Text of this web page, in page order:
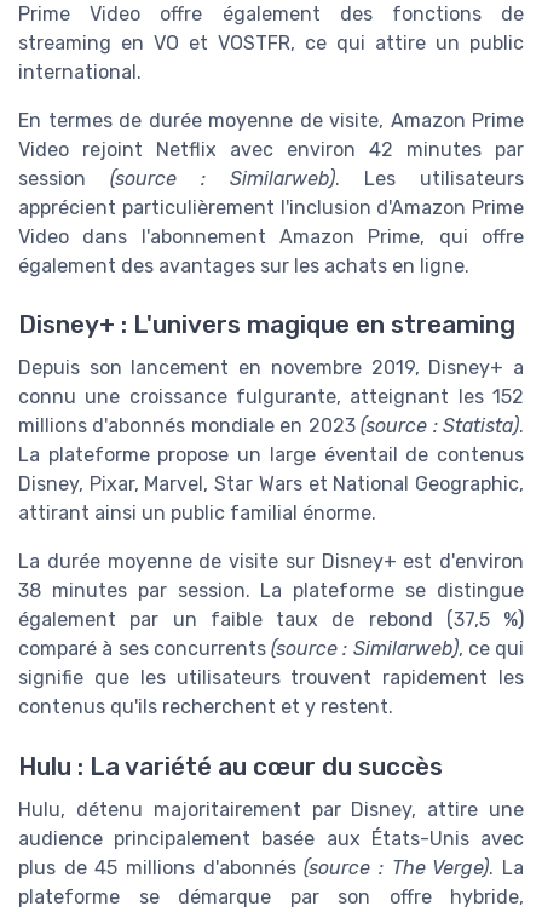
Prime Video offre également des fonctions de
streaming en VO et VOSTFR, ce qui attire un public
international.
En termes de durée moyenne de visite, Amazon Prime
Video rejoint Netflix avec environ 42 minutes par
session (source : Similarweb). Les utilisateurs
apprécient particulièrement l'inclusion d'Amazon Prime
Video dans l'abonnement Amazon Prime, qui offre
également des avantages sur les achats en ligne.
Disney+ : L'univers magique en streaming
Depuis son lancement en novembre 2019, Disney+ a
connu une croissance fulgurante, atteignant les 152
millions d'abonnés mondiale en 2023(source : Statista).
La plateforme propose un large éventail de contenus
Disney, Pixar, Marvel, Star Wars et National Geographic,
attirant ainsi un public familial énorme.
La durée moyenne de visite sur Disney+ est d'environ
38 minutes par session. La plateforme se distingue
également par un faible taux de rebond (37,5 %)
comparé à ses concurrents (source : Similarweb), ce qui
signifie que les utilisateurs trouvent rapidement les
contenus qu'ils recherchent et y restent.
Hulu : La variété au cœur du succès
Hulu, détenu majoritairement par Disney, attire une
audience principalement basée aux États-Unis avec
plus de 45 millions d'abonnés(source : The Verge). La
plateforme se démarque par son offre hybride,